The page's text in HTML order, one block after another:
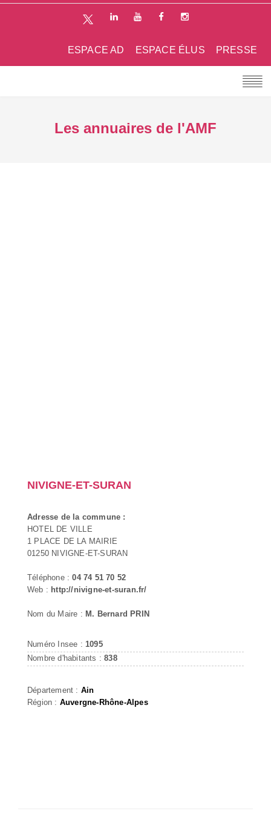
PRESSE
ESPACE ÉLUS
ESPACE AD
Les annuaires de l'AMF
NIVIGNE-ET-SURAN
Adresse de la commune :
HOTEL DE VILLE
1 PLACE DE LA MAIRIE
01250 NIVIGNE-ET-SURAN
Téléphone :04 74 51 70 52
Web : http://nivigne-et-suran.fr/
Nom du Maire : M. Bernard PRIN
Numéro Insee : 1095
Nombre d'habitants :838
Département : Ain
Région : Auvergne-Rhône-Alpes